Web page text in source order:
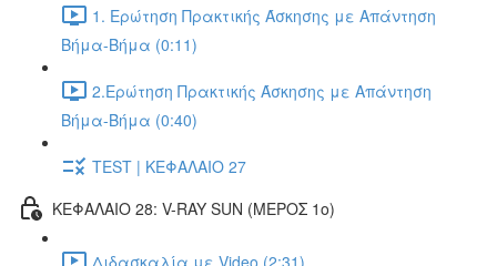
1. Ερώτηση Πρακτικής Άσκησης με Απάντηση
Βήμα-Βήμα (0:11)
2.Ερώτηση Πρακτικής Άσκησης με Απάντηση
Βήμα-Βήμα (0:40)
TEST | ΚΕΦΑΛΑΙΟ 27
ΚΕΦΑΛΑΙΟ 28: V-RAY SUN (ΜΕΡΟΣ 1o)
Διδασκαλία με Video (2:31)